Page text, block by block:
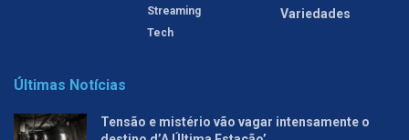
Streaming
Tech
Variedades
Últimas Notícias
Tensão e mistério vão vagar intensamente o